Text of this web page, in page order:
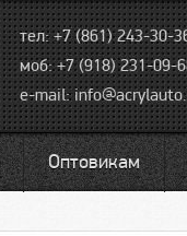
тел: +7 (861) 243-30-
моб: +7 (918) 231-09-
e-mail:
Оптовикам